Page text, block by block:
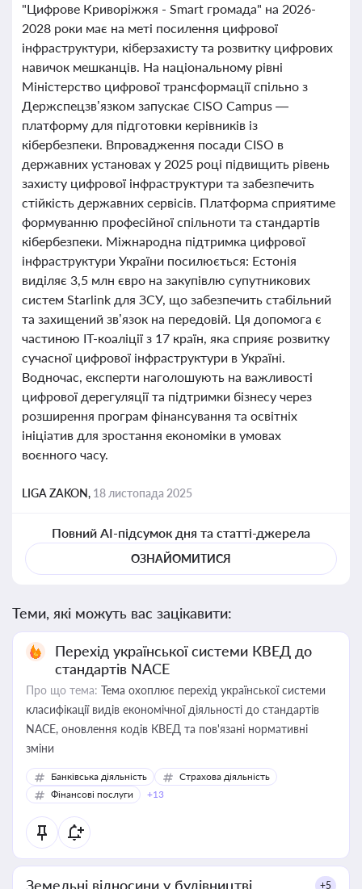
"Цифрове Криворіжжя - Smart громада" на 2026-
2028 роки має на меті посилення цифрової
інфраструктури, кіберзахисту та розвитку цифрових
навичок мешканців. На національному рівні
Міністерство цифрової трансформації спільно з
Держспецзв’язком запускає CISO Campus —
платформу для підготовки керівників із
кібербезпеки. Впровадження посади CISO в
державних установах у 2025 році підвищить рівень
захисту цифрової інфраструктури та забезпечить
стійкість державних сервісів. Платформа сприятиме
формуванню професійної спільноти та стандартів
кібербезпеки. Міжнародна підтримка цифрової
інфраструктури України посилюється: Естонія
виділяє 3,5 млн євро на закупівлю супутникових
систем Starlink для ЗСУ, що забезпечить стабільний
та захищений зв’язок на передовій. Ця допомога є
частиною ІТ-коаліції з 17 країн, яка сприяє розвитку
сучасної цифрової інфраструктури в Україні.
Водночас, експерти наголошують на важливості
цифрової дерегуляції та підтримки бізнесу через
розширення програм фінансування та освітніх
ініціатив для зростання економіки в умовах
воєнного часу.
LIGA ZAKON, 18 листопада 2025
Повний AI-підсумок дня та статті-джерела
ОЗНАЙОМИТИСЯ
Теми, які можуть вас зацікавити:
Перехід української системи КВЕД до
стандартів NACE
Про що тема: Тема охоплює перехід української системи
класифікації видів економічної діяльності до стандартів
NACE, оновлення кодів КВЕД та пов'язані нормативні
зміни
Банківська діяльність
Страхова діяльність
Фінансові послуги
+13
Земельні відносини у будівництві +5